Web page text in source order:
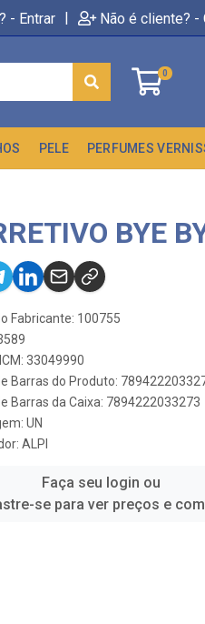
- Entrar | Não é cliente? -
0
PELE PERFUMES
BYE
Fabricante: 100755
33049990
Barras do Produto:
Barras da Caixa: 7894222033273
UN
ALPI
Faça seu login ou
se para ver preços e